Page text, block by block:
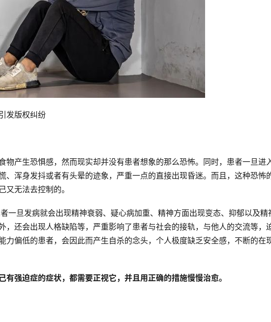
发版权纠纷
物产生恐惧感，然而现实却并没有患者想象的那么恐怖。同时，患者一旦进
、浑身发抖或者有头晕的迹象，严重一点的直接出现昏迷。而且，这种恐怖
又无法去控制的。
一旦发病就会出现精神衰弱、疑心病加重、精神方面出现变态、抑郁以及精
，还会出现人格缺陷等，严重影响了患者与社会的接轨，与他人的交流等，
力偏低的患者，会因此而产生自杀的念头，个人极度缺乏安全感，不断的在
有强迫症的症状，都需要正视它，并且用正确的措施慢慢治愈。